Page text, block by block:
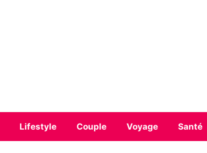
Lifestyle Couple Voyage Santé